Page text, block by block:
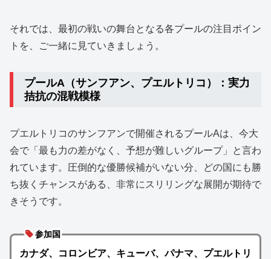
それでは、最初の戦いの舞台となる各プールの注目ポイン
トを、ご一緒に見ていきましょう。
プールA（サンフアン、プエルトリコ）：実力
拮抗の混戦模様
プエルトリコのサンフアンで開催されるプールAは、今大
会で「最も力の差がなく、予想が難しいグループ」と言わ
れています。圧倒的な優勝候補がいない分、どの国にも勝
ち抜くチャンスがある、非常にスリリングな展開が期待で
きそうです。
参加国
カナダ、コロンビア、キューバ、パナマ、プエルトリ